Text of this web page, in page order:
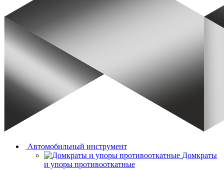
Автомобильный инструмент
Домкраты
и упоры противооткатные